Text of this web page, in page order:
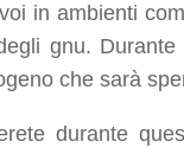
in ambienti
gnu.
che sarà
durante